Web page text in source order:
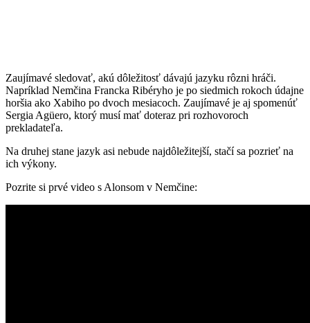
Zaujímavé sledovať, akú dôležitosť dávajú jazyku rôzni hráči.
Napríklad Nemčina Francka Ribéryho je po siedmich rokoch údajne
horšia ako Xabiho po dvoch mesiacoch. Zaujímavé je aj spomenúť
Sergia Agüero, ktorý musí mať doteraz pri rozhovoroch
prekladateľa.
Na druhej stane jazyk asi nebude najdôležitejší, stačí sa pozrieť na
ich výkony.
Pozrite si prvé video s Alonsom v Nemčine: